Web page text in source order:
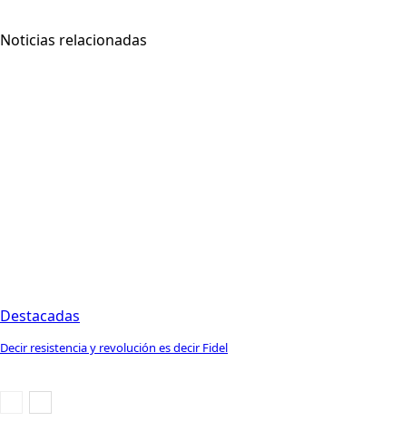
Noticias relacionadas
Destacadas
Decir resistencia y revolución es decir Fidel